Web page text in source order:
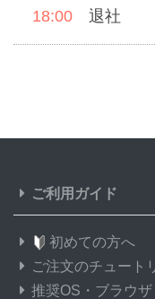
18:00 退社
ご利用ガイド
初めての方へ
ご注文のチュート
推奨OS・ブラウザ